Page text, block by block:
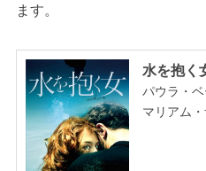
ます。
水を抱く
パウラ・
マリアム